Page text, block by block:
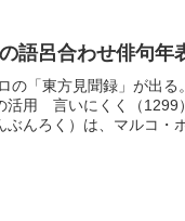
語呂合わせ俳句年
の「東方見聞録」が出
用 言いにくく（1299
ぶんろく）は、マルコ・